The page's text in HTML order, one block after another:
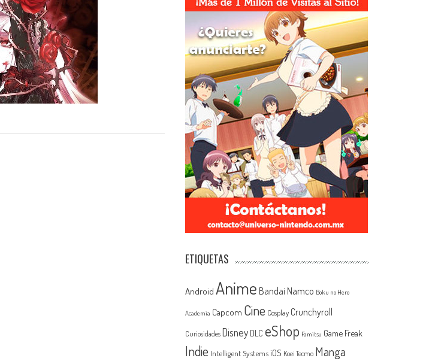
ETIQUETAS
Android Anime Bandai Namco Boku no Hero
Academia Capcom Cine Cosplay Crunchyroll
Curiosidades Disney DLC eShop Famitsu Game Freak
Indie Intelligent Systems iOS Koei Tecmo Manga